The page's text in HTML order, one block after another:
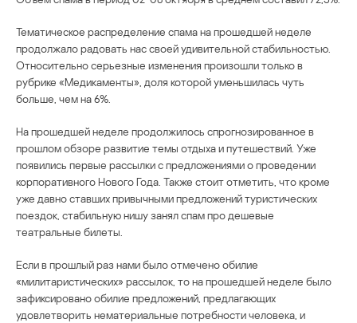
Тематическое распределение спама на прошедшей неделе
продолжало радовать нас своей удивительной стабильностью.
Относительно серьезные изменения произошли только в
рубрике «Медикаменты», доля которой уменьшилась чуть
больше, чем на 6%.
На прошедшей неделе продолжилось спрогнозированное в
прошлом обзоре развитие темы отдыха и путешествий. Уже
появились первые рассылки с предложениями о проведении
корпоративного Нового Года. Также стоит отметить, что кроме
уже давно ставших привычными предложений туристических
поездок, стабильную нишу занял спам про дешевые
театральные билеты.
Если в прошлый раз нами было отмечено обилие
«милитаристических» рассылок, то на прошедшей неделе было
зафиксировано обилие предложений, предлагающих
удовлетворить нематериальные потребности человека, и